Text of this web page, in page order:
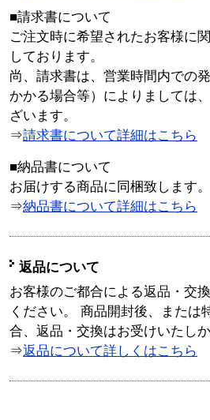
■請求書について
ご注文時に希望されたお客様に
しております。
尚、請求書は、営業時間内での
かかる場合等）によりましては
ざいます。
⇒請求書について詳細はこちら
■納品書について
お届けする商品に同梱致します。
⇒納品書について詳細はこちら
返品について
お客様のご都合による返品・交
ください。 商品開封後、または
合、返品・交換はお受けいたし
⇒返品について詳しくはこちら